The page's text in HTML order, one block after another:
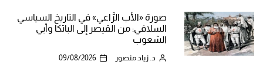
صورة «الأب الرَّاعي» في التاريخ السياسي
السلافي: من القيصر إلى الباتكا وأبي
الشعوب
د. زياد منصور 09/08/2026